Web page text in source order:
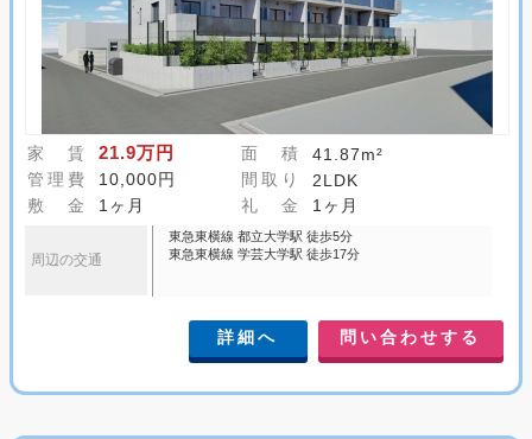
家 賃 21.9万円 面 積
41.87m²
管理費
10,000円 間取り
2LDK
敷 金
1ヶ月 礼 金 1ヶ月
周辺の交通
東急東横線 都立大学駅 徒歩5分
東急東横線 学芸大学駅 徒歩17分
詳細へ 問い合わせする